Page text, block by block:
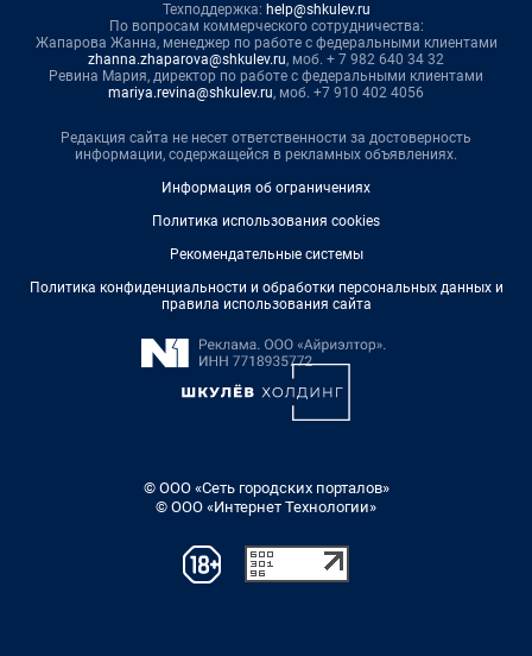
Техподдержка: help@shkulev.ru
По вопросам коммерческого сотрудничества:
Жапарова Жанна, менеджер по работе с федеральными клиентами
zhanna.zhaparova@shkulev.ru, моб. + 7 982 640 34 32
Ревина Мария, директор по работе с федеральными клиентами
mariya.revina@shkulev.ru, моб. +7 910 402 4056
Редакция сайта не несет ответственности за достоверность
информации, содержащейся в рекламных объявлениях.
Информация об ограничениях
Политика использования cookies
Рекомендательные системы
Политика конфиденциальности и обработки персональных данных и
правила использования сайта
© ООО «Сеть городских порталов»
© ООО «Интернет Технологии»